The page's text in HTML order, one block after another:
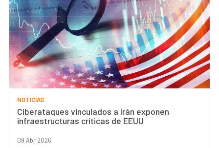
NOTICIAS
Ciberataques vinculados a Irán exponen
infraestructuras críticas de EEUU
09 Abr 2026